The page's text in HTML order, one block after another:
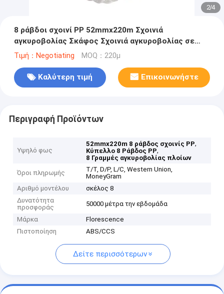
2/4
8 ράβδοι σχοινί PP 52mmx220m Σχοινιά
αγκυροβολίας Σκάφος Σχοινιά αγκυροβολίας σε
πλοίο
Τιμή：Negotiating MOQ：220μ
Καλύτερη τιμή Επικοινωνήστε
Περιγραφή Προϊόντων
Υψηλό φως
52mmx220m 8 ράβδος σχοινίς PP,
Κύπελλο 8 Ράβδος PP,
8 Γραμμές αγκυροβολίας πλοίων
Όροι πληρωμής
T/T, D/P, L/C, Western Union,
MoneyGram
Αριθμό μοντέλου
σκέλος 8
Δυνατότητα
προσφοράς
50000 μέτρα την εβδομάδα
Μάρκα
Florescence
Πιστοποίηση
ABS/CCS
Δείτε περισσότερων